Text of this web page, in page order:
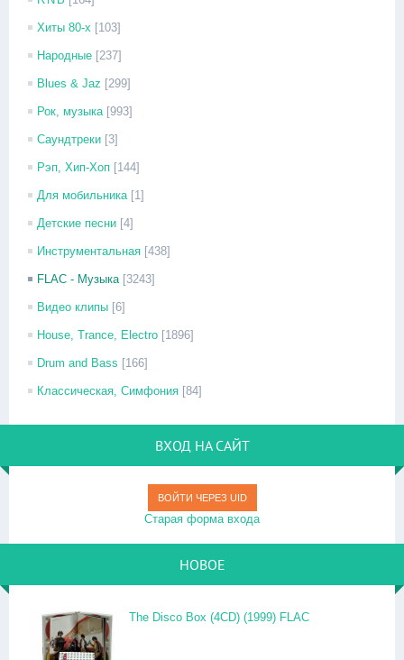
Хиты 80-х [103]
Народные [237]
Blues & Jaz [299]
Рок, музыка [993]
Саундтреки [3]
Рэп, Хип-Хоп [144]
Для мобильника [1]
Детские песни [4]
Инструментальная [438]
FLAC - Музыка [3243]
Видео клипы [6]
House, Trance, Electro [1896]
Drum and Bass [166]
Классическая, Симфония [84]
ВХОД НА САЙТ
ВОЙТИ ЧЕРЕЗ UID
Старая форма входа
НОВОЕ
The Disco Box (4CD) (1999) FLAC